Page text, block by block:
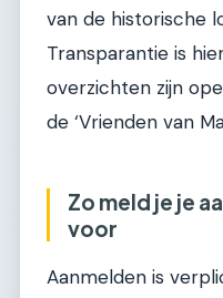
van de historische
Transparantie is
overzichten zijn
de ‘Vrienden van
Zo meld je je
voor
Aanmelden is